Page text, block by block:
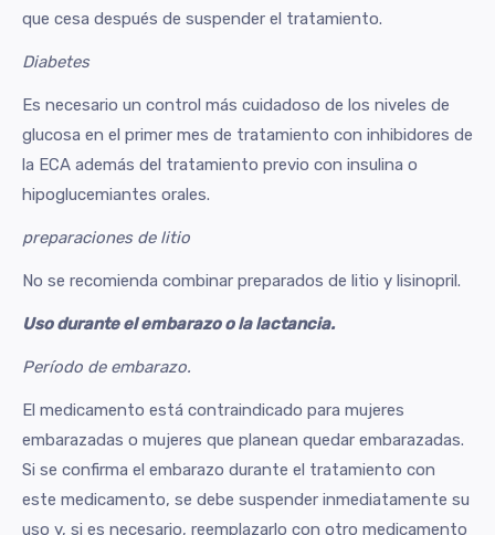
que cesa después de suspender el tratamiento.
Diabetes
Es necesario un control más cuidadoso de los niveles de
glucosa en el primer mes de tratamiento con inhibidores de
la ECA además del tratamiento previo con insulina o
hipoglucemiantes orales.
preparaciones de litio
No se recomienda combinar preparados de litio y lisinopril.
Uso durante el embarazo o la lactancia.
Período de embarazo.
El medicamento está contraindicado para mujeres
embarazadas o mujeres que planean quedar embarazadas.
Si se confirma el embarazo durante el tratamiento con
este medicamento, se debe suspender inmediatamente su
uso y, si es necesario, reemplazarlo con otro medicamento